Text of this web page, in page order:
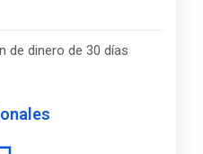
de dinero de 30 días